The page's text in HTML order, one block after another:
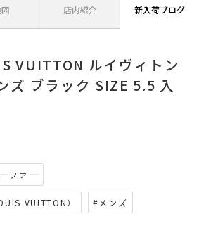
店内紹介 新入荷ブログ
VUITTON ルイヴィトン
ズ ブラック SIZE 5.5 入
ファー
VUITTON） #メンズ